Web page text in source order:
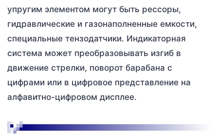
упругим элементом могут быть рессоры,
гидравлические и газонаполненные емкости,
специальные тензодатчики. Индикаторная
система может преобразовывать изгиб в
движение стрелки, поворот барабана с
цифрами или в цифровое представление на
алфавитно-цифровом дисплее.